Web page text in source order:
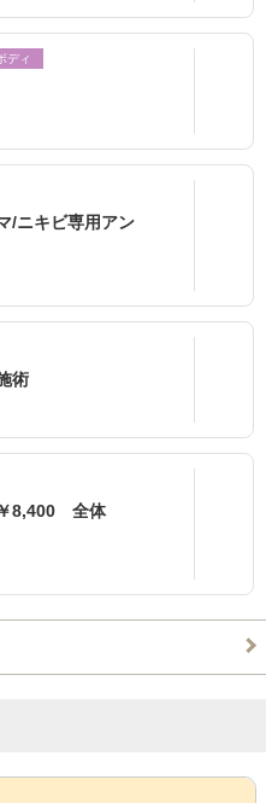
ディ
/ニキビ専用アン
術
￥8,400 全体